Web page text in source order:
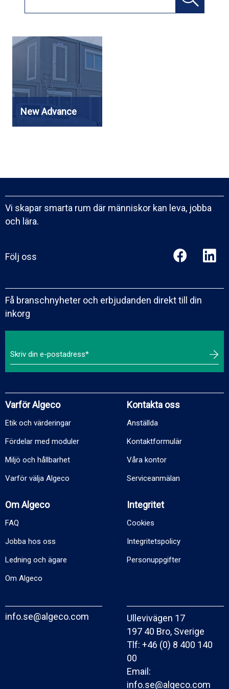
New Advance
Vi skapar smarta rum där människor kan leva, jobba
och lära.
Följ oss
Få branschnyheter och erbjudanden direkt till din
inkorg
Varför Algeco
Etik och värderingar
Fördelar med moduler
Miljö och hållbarhet
Varför välja Algeco
Kontakta oss
Anställda
Kontaktformulär
Våra kontor
Serviceanmälan
Om Algeco
FAQ
Jobba hos oss
Ledning och ägare
Om Algeco
Integritet
Cookies
Integritetspolicy
Personuppgifter
info.se@algeco.com
Ullevivägen 17
197 40 Bro, Sverige
Tlf: +46 (0) 8 400 140
00
Email:
info.se@algeco.com